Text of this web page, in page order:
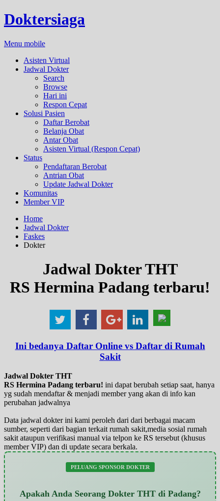
Doktersiaga
Menu mobile
Asisten Virtual
Jadwal Dokter
Search
Browse
Hari ini
Respon Cepat
Solusi Pasien
Daftar Berobat
Belanja Obat
Antar Obat
Asisten Virtual (Respon Cepat)
Status
Pendaftaran Berobat
Antrian Obat
Update Jadwal Dokter
Komunitas
Member VIP
Home
Jadwal Dokter
Faskes
Dokter
Jadwal Dokter THT
RS Hermina Padang terbaru!
Ini bedanya Daftar Online vs Daftar di Rumah
Sakit
Jadwal Dokter THT
RS Hermina Padang terbaru! ini dapat berubah setiap saat, hanya
yg sudah mendaftar & menjadi member yang akan di info kan
perubahan jadwalnya
Data jadwal dokter ini kami peroleh dari dari berbagai macam
sumber, seperti dari bagian terkait rumah sakit,media sosial rumah
sakit ataupun verifikasi manual via telpon ke RS tersebut (khusus
member VIP) dan di update secara berkala.
PELUANG SPONSOR DOKTER
Apakah Anda Seorang Dokter THT di Padang?